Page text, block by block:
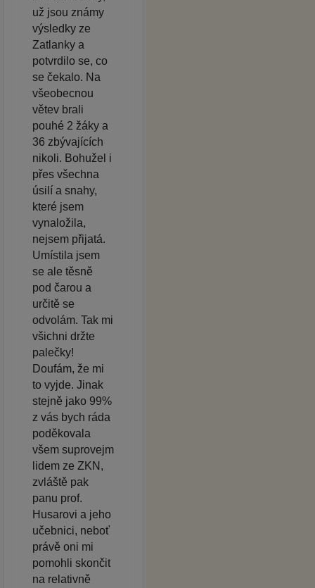
už jsou známy
výsledky ze
Zatlanky a
potvrdilo se, co
se čekalo. Na
všeobecnou
větev brali
pouhé 2 žáky a
36 zbývajících
nikoli. Bohužel i
přes všechna
úsilí a snahy,
které jsem
vynaložila,
nejsem přijatá.
Umístila jsem
se ale těsně
pod čarou a
určitě se
odvolám. Tak mi
všichni držte
palečky!
Doufám, že mi
to vyjde. Jinak
stejně jako 99%
z vás bych ráda
poděkovala
všem suprovejm
lidem ze ZKN,
zvláště pak
panu prof.
Husarovi a jeho
učebnici, neboť
právě oni mi
pomohli skončit
na relativně